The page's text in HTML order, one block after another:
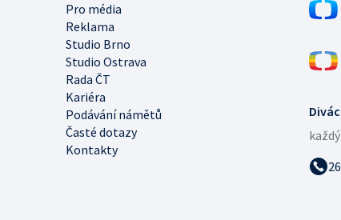
Pro média
Reklama
Studio Brno
Studio Ostrava
Rada ČT
Kariéra
Podávání námětů
Časté dotazy
Kontakty